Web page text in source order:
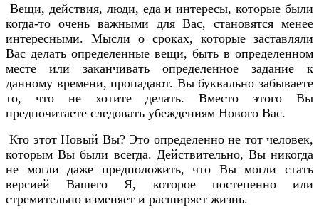
Вещи, действия, люди, еда и интересы, которые были
когда-то очень важными для Вас, становятся менее
интересными. Мысли о сроках, которые заставляли
Вас делать определенные вещи, быть в определенном
месте или заканчивать определенное задание к
данному времени, пропадают. Вы буквально забываете
то, что не хотите делать. Вместо этого Вы
предпочитаете следовать убеждениям Нового Вас.
Кто этот Новый Вы? Это определенно не тот человек,
которым Вы были всегда. Действительно, Вы никогда
не могли даже предположить, что Вы могли стать
версией Вашего Я, которое постепенно или
стремительно изменяет и расширяет жизнь.